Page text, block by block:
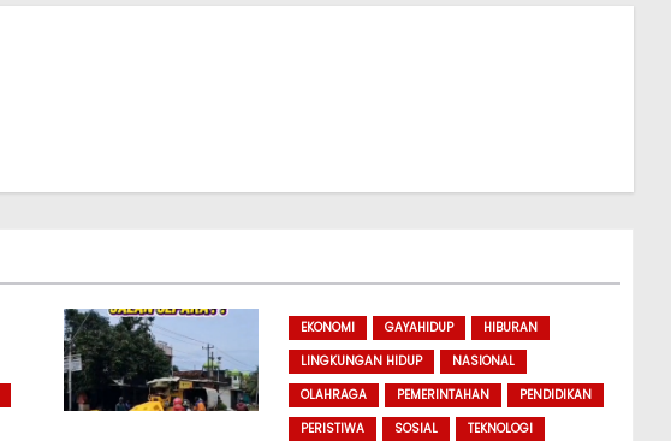
EKONOMI GAYAHIDUP
HIBURAN
LINGKUNGAN HIDUP
NASIONAL
OLAHRAGA
PEMERINTAHAN
PENDIDIKAN
PERISTIWA
SOSIAL TEKNOLOGI